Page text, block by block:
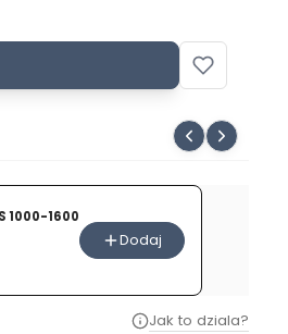
1000-1600
Dodaj
Jak to dziala?